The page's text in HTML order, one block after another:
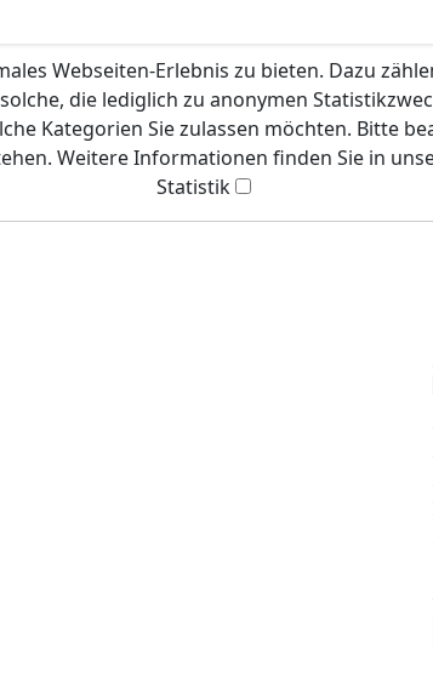
Webseiten-Erlebnis zu bieten. Dazu
die lediglich zu anonymen
Kategorien Sie zulassen möchten. Bitte
Weitere Informationen finden Sie in
Statistik